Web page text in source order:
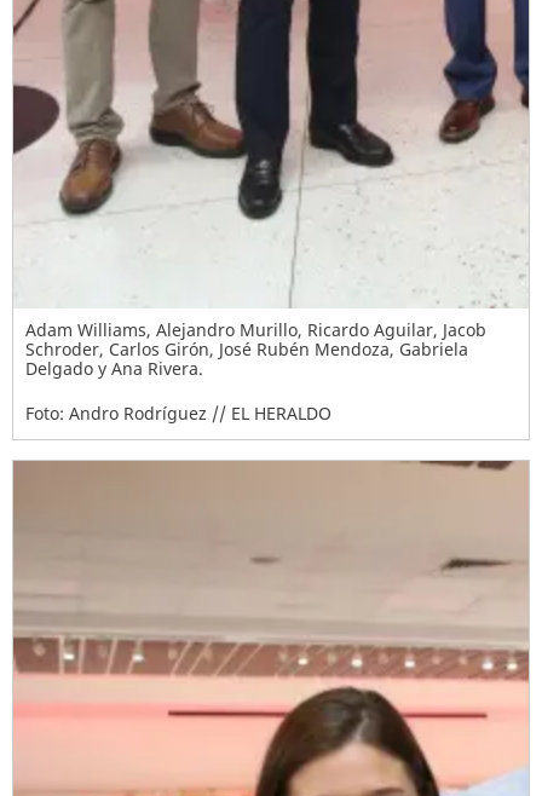
Adam Williams, Alejandro Murillo, Ricardo Aguilar, Jacob
Schroder, Carlos Girón, José Rubén Mendoza, Gabriela
Delgado y Ana Rivera.
Foto: Andro Rodríguez // EL HERALDO